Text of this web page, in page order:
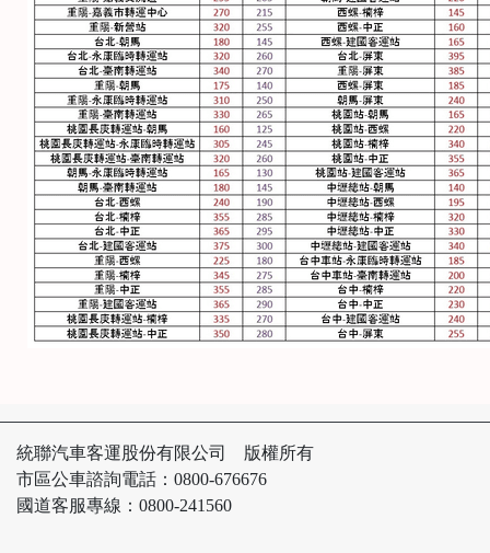
統聯汽車客運股份有限公司 版權所有
市區公車諮詢電話：0800-676676
國道客服專線：0800-241560